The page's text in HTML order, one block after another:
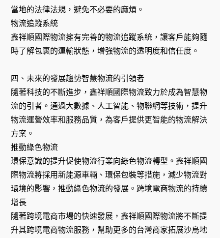
當地的法律法規，避免不必要的麻煩。
物流追蹤系統
鑫祥順國際物流擁有完善的物流追蹤系統，讓客戶能夠隨
時了解包裹的運輸狀態，增強物流的透明度和信任度。
四、未來的發展趨勢智慧物流的引領者
隨著科技的不斷進步，鑫祥順國際物流致力於成為智慧物
流的引者。通過大數據、人工智能、物聯網等技術，提升
物流運營效率和服務品質，為客戶提供更智能的物流解決
方案。
推動綠色物流
環保意識的提升促使物流行業向綠色物流轉型。鑫祥順國
際物流將採用新能源車輛、環保包裝等措施，減少物流對
環境的影響，推動綠色物流的發展。跨境電商物流的持續
增長
隨著跨境電商市場的快速發展，鑫祥順國際物流將不斷提
升其跨境電商物流服務，幫助更多的台灣商家拓展沙烏地